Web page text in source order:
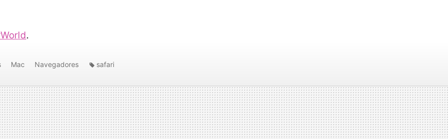
.
Mac Navegadores safari